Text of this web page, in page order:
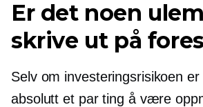
Er det noen
skrive ut på
Selv om investeringsrisikoen
absolutt et par ting å være